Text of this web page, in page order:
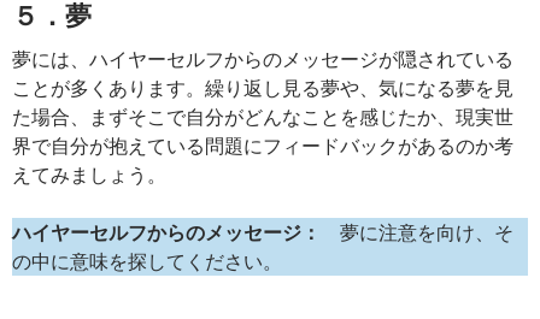
５．夢
夢には、ハイヤーセルフからのメッセージが隠されている
ことが多くあります。繰り返し見る夢や、気になる夢を見
た場合、まずそこで自分がどんなことを感じたか、現実世
界で自分が抱えている問題にフィードバックがあるのか考
えてみましょう。
ハイヤーセルフからのメッセージ： 夢に注意を向け、そ
の中に意味を探してください。